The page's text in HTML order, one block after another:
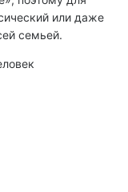
или даже
семьей.